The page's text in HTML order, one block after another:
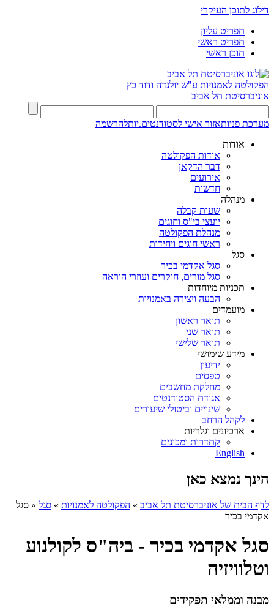
דילוג לתוכן העיקרי
תפריט עליון
תפריט ראשי
תוכן ראשי
הפקולטה לאמנויות ע"ש יולנדה ודוד כץ
אוניברסיטת תל אביב
מערכת פניותאזור אישי לסטודנטים.יותלהרשמה
אודות
אודות הפקולטה
דבר הדקאן
אירועים
חדשות
מנהלה
שעות קבלה
יועצי בי"ס וחוגים
מנהלת הפקולטה
ראשי חוגים ויחידות
סגל
סגל אקדמי בכיר
סגל מורים, חוקרים ועוזרי הוראה
תכניות מיוחדות
הבעה ויצירה באמנויות
מועמדים
תואר ראשון
תואר שני
תואר שלישי
מידע שימושי
ידיעון
טפסים
מחלקת מחשבים
אגודת הסטודנטים
שינויים וביטולי שיעורים
לקהל הרחב
ארכיונים וגלריות
קתדרות ומכונים
English
הינך נמצא כאן
לדף הבית של אוניברסיטת תל אביב » הפקולטה לאמנויות » סגל » סגל
אקדמי בכיר
סגל אקדמי בכיר - ביה"ס לקולנוע
וטלוויזיה
מבנה וממלאי תפקידים